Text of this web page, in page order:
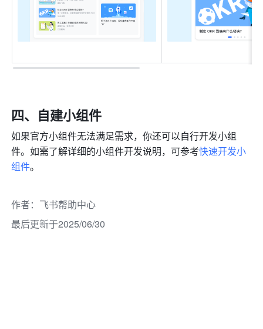
四、自建小组件
如果官方小组件无法满足需求，你还可以自行开发小组
件。如需了解详细的小组件开发说明，可参考快速开发小
组件。
作者： 飞书帮助中心
最后更新于2025/06/30